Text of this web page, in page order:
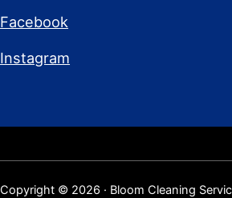
Facebook
Instagram
Copyright © 2026 · Bloom Cleaning